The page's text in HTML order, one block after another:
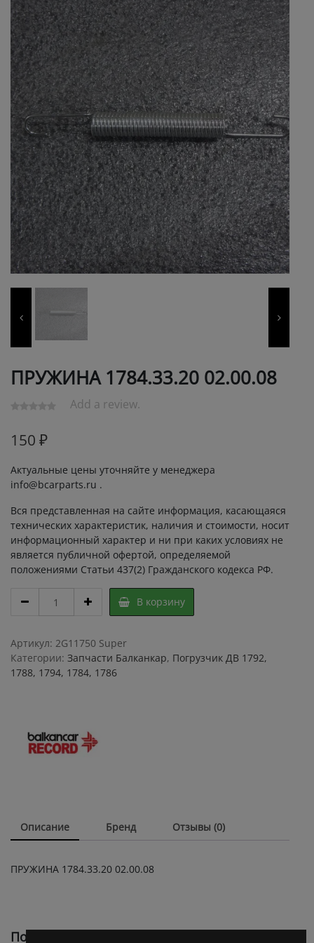
ПРУЖИНА 1784.33.20 02.00.08
Add a review.
150 ₽
Актуальные цены уточняйте у менеджера
info@bcarparts.ru .
Вся представленная на сайте информация, касающаяся
технических характеристик, наличия и стоимости, носит
информационный характер и ни при каких условиях не
является публичной офертой, определяемой
положениями Статьи 437(2) Гражданского кодекса РФ.
1784.33.20
quantity
В корзину
Артикул: 2G11750 Super
Категории: Запчасти Балканкар, Погрузчик ДВ 1792,
1788, 1794, 1784, 1786
Описание Бренд Отзывы (0)
ПРУЖИНА 1784.33.20 02.00.08
Похожие